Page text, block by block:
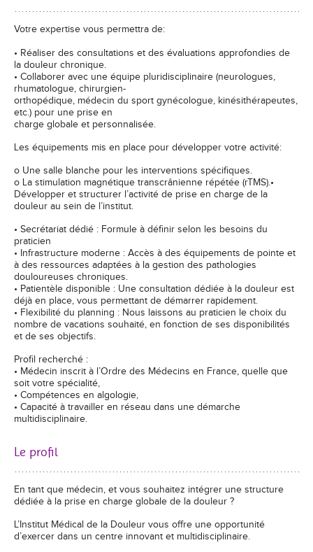
Votre expertise vous permettra de:
• Réaliser des consultations et des évaluations approfondies de
la douleur chronique.
• Collaborer avec une équipe pluridisciplinaire (neurologues,
rhumatologue, chirurgien-
orthopédique, médecin du sport gynécologue, kinésithérapeutes,
etc.) pour une prise en
charge globale et personnalisée.
Les équipements mis en place pour développer votre activité:
o Une salle blanche pour les interventions spécifiques.
o La stimulation magnétique transcrânienne répétée (rTMS).•
Développer et structurer l’activité de prise en charge de la
douleur au sein de l’institut.
• Secrétariat dédié : Formule à définir selon les besoins du
praticien
• Infrastructure moderne : Accès à des équipements de pointe et
à des ressources adaptées à la gestion des pathologies
douloureuses chroniques.
• Patientèle disponible : Une consultation dédiée à la douleur est
déjà en place, vous permettant de démarrer rapidement.
• Flexibilité du planning : Nous laissons au praticien le choix du
nombre de vacations souhaité, en fonction de ses disponibilités
et de ses objectifs.
Profil recherché :
• Médecin inscrit à l’Ordre des Médecins en France, quelle que
soit votre spécialité,
• Compétences en algologie,
• Capacité à travailler en réseau dans une démarche
multidisciplinaire.
Le profil
En tant que médecin, et vous souhaitez intégrer une structure
dédiée à la prise en charge globale de la douleur ?
L’Institut Médical de la Douleur vous offre une opportunité
d’exercer dans un centre innovant et multidisciplinaire.